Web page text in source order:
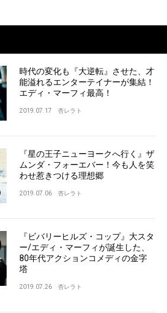
時代の変化も『大逆転』させた、才
能溢れるエンターテイナーが集結！
エディ・マーフィ最高！
2019.07.17 杏レラト
『星の王子ニューヨークへ行く』ザ
ムンダ・フォーエバー！今も人を笑
わせ惹きつける理想郷
2019.07.06 杏レラト
『ビバリーヒルズ・コップ』大スタ
ー/エディ・マーフィが誕生した、
80年代アクションコメディの金字
塔
2019.07.26 杏レラト